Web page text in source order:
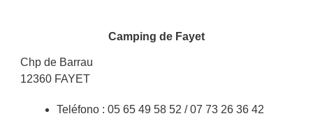
Camping de Fayet
Chp de Barrau
12360 FAYET
Teléfono : 05 65 49 58 52 / 07 73 26 36 42